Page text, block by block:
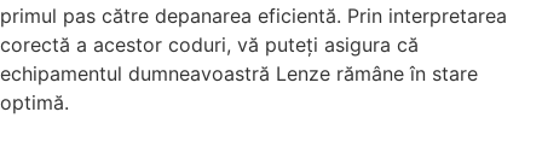
primul pas către depanarea eficientă. Prin interpretarea
corectă a acestor coduri, vă puteți asigura că
echipamentul dumneavoastră Lenze rămâne în stare
optimă.